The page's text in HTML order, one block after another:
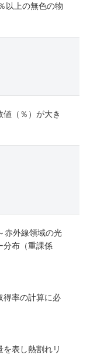
以上の無色の物
（％）が大き
赤外線領域の光
分布（重課係
得率の計算に必
表し熱割れリ